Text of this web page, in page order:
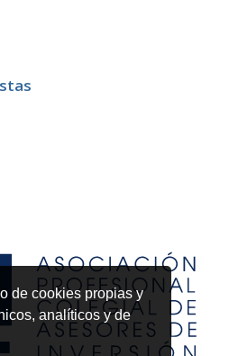
de cookies propias y
analíticos y de